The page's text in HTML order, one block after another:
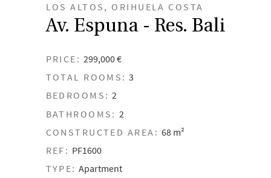
LOS ALTOS, ORIHUELA COSTA
Av. Espuna - Res. Bali
PRICE: 299,000 €
TOTAL ROOMS: 3
BEDROOMS: 2
BATHROOMS: 2
CONSTRUCTED AREA: 68 m²
REF: PF1600
TYPE: Apartment